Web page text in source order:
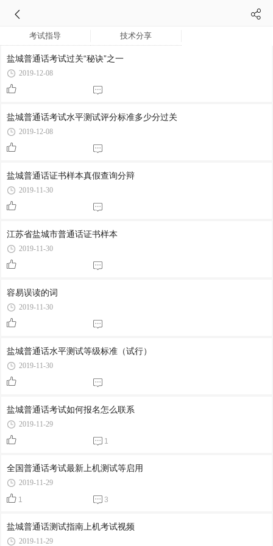
考试指导 技术分享
盐城普通话考试过关“秘诀”之一
2019-12-08
盐城普通话考试水平测试评分标准多少分过关
2019-12-08
盐城普通话证书样本真假查询分辩
2019-11-30
江苏省盐城市普通话证书样本
2019-11-30
容易误读的词
2019-11-30
盐城普通话水平测试等级标准（试行）
2019-11-30
盐城普通话考试如何报名怎么联系
2019-11-29
1
全国普通话考试最新上机测试等启用
2019-11-29
1
3
盐城普通话测试指南上机考试视频
2019-11-29